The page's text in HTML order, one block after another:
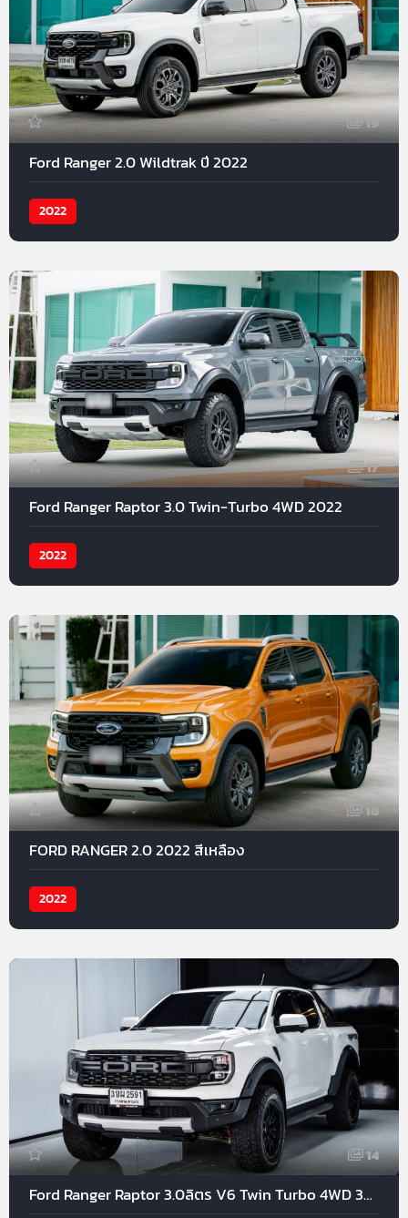
19
Ford Ranger 2.0 Wildtrak ปี 2022
2022
17
Ford Ranger Raptor 3.0 Twin-Turbo 4WD 2022
2022
18
FORD RANGER 2.0 2022 สีเหลือง
2022
14
Ford Ranger Raptor 3.0ลิตร V6 Twin Turbo 4WD 397แรงม้า 2022